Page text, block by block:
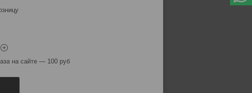
на сайте — 100 руб